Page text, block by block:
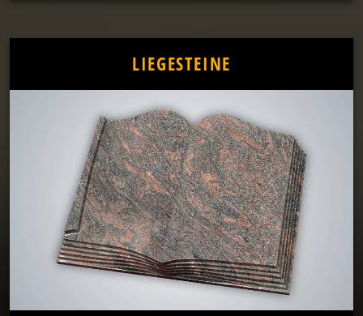
LIEGESTEINE